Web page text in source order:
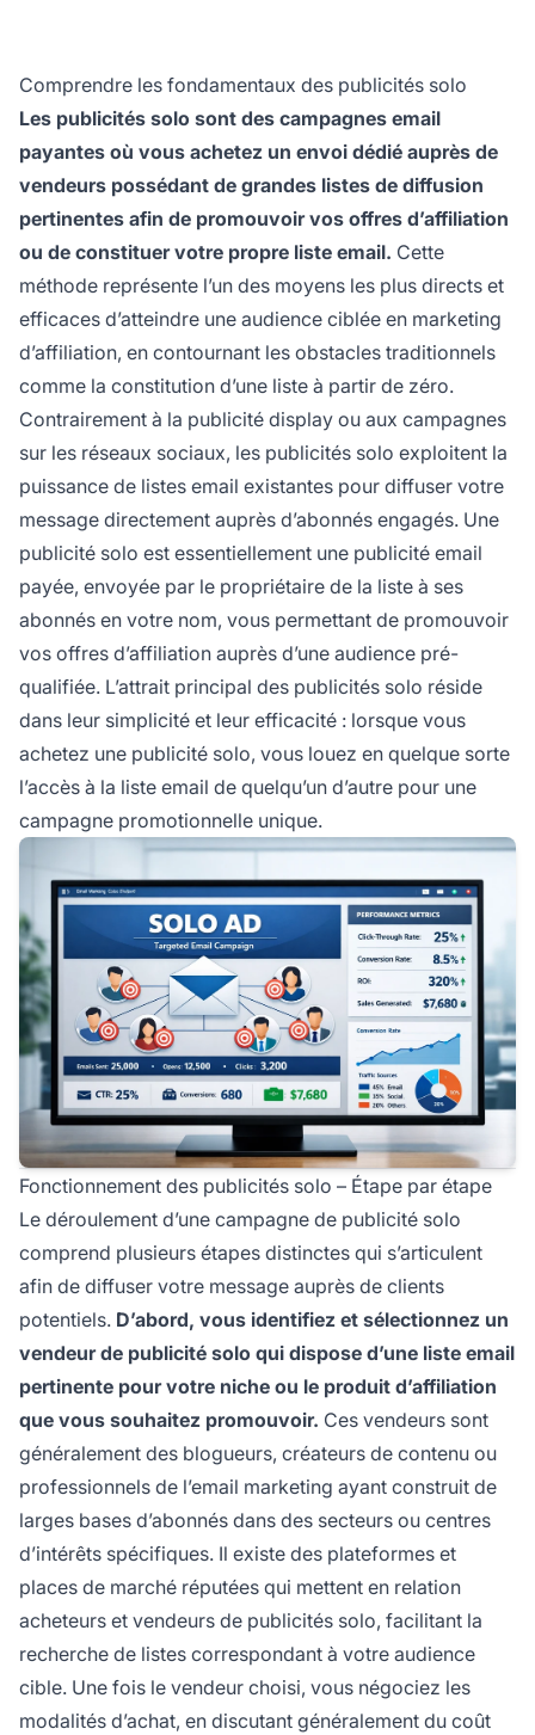
Comprendre les fondamentaux des publicités solo
Les publicités solo sont des campagnes email
payantes où vous achetez un envoi dédié auprès de
vendeurs possédant de grandes listes de diffusion
pertinentes afin de promouvoir vos offres d’affiliation
ou de constituer votre propre liste email. Cette
méthode représente l’un des moyens les plus directs et
efficaces d’atteindre une audience ciblée en marketing
d’affiliation, en contournant les obstacles traditionnels
comme la constitution d’une liste à partir de zéro.
Contrairement à la publicité display ou aux campagnes
sur les réseaux sociaux, les publicités solo exploitent la
puissance de listes email existantes pour diffuser votre
message directement auprès d’abonnés engagés. Une
publicité solo est essentiellement une publicité email
payée, envoyée par le propriétaire de la liste à ses
abonnés en votre nom, vous permettant de promouvoir
vos offres d’affiliation auprès d’une audience pré-
qualifiée. L’attrait principal des publicités solo réside
dans leur simplicité et leur efficacité : lorsque vous
achetez une publicité solo, vous louez en quelque sorte
l’accès à la liste email de quelqu’un d’autre pour une
campagne promotionnelle unique.
Fonctionnement des publicités solo – Étape par étape
Le déroulement d’une campagne de publicité solo
comprend plusieurs étapes distinctes qui s’articulent
afin de diffuser votre message auprès de clients
potentiels. D’abord, vous identifiez et sélectionnez un
vendeur de publicité solo qui dispose d’une liste email
pertinente pour votre niche ou le produit d’affiliation
que vous souhaitez promouvoir. Ces vendeurs sont
généralement des blogueurs, créateurs de contenu ou
professionnels de l’email marketing ayant construit de
larges bases d’abonnés dans des secteurs ou centres
d’intérêts spécifiques. Il existe des plateformes et
places de marché réputées qui mettent en relation
acheteurs et vendeurs de publicités solo, facilitant la
recherche de listes correspondant à votre audience
cible. Une fois le vendeur choisi, vous négociez les
modalités d’achat, en discutant généralement du coût